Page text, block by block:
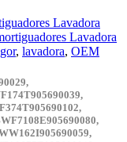
Lavadora
Lavadora
, lavadora, OEM